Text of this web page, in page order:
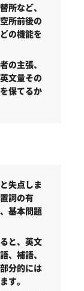
所など、
所前後の
の機能を
の主張、
文量その
保てるか
失点しま
詞の有
基本問題
と、英文
、補語、
分的には
す。